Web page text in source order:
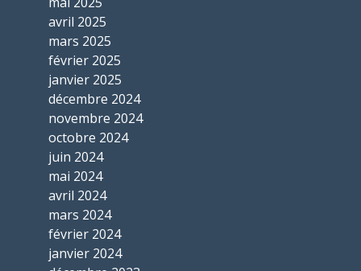
avril 2025
mars 2025
février 2025
janvier 2025
décembre 2024
novembre 2024
octobre 2024
juin 2024
mai 2024
avril 2024
mars 2024
février 2024
janvier 2024